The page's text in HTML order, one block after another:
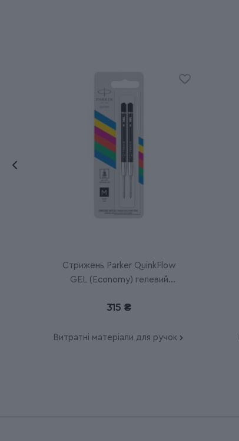
Стрижень Parker QuinkFlow
GEL (Economy) гелевий
315 ₴
Витратні матеріали для ручок